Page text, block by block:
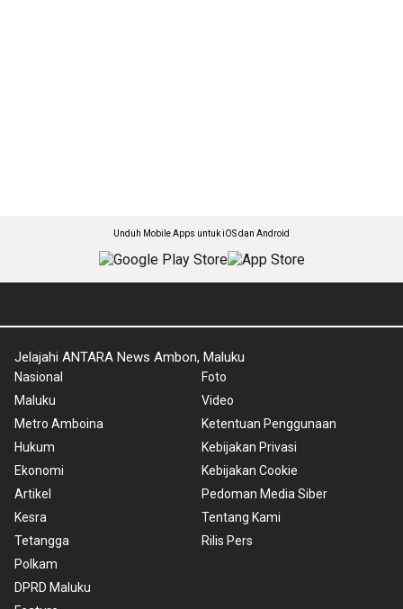
Unduh Mobile Apps untuk iOS dan Android
Jelajahi ANTARA News Ambon, Maluku
Nasional
Maluku
Metro Amboina
Hukum
Ekonomi
Artikel
Kesra
Tetangga
Polkam
DPRD Maluku
Foto
Video
Ketentuan Penggunaan
Kebijakan Privasi
Kebijakan Cookie
Pedoman Media Siber
Tentang Kami
Rilis Pers